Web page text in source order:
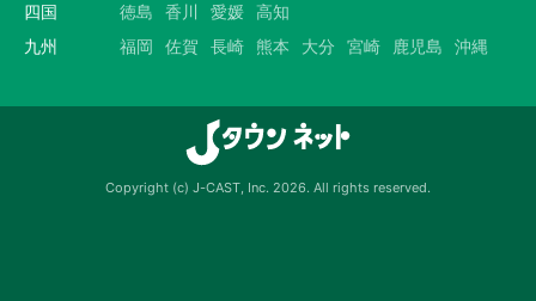
四国
徳島 香川 愛媛 高知
九州
福岡 佐賀 長崎 熊本 大分 宮崎 鹿児島 沖縄
Copyright (c) J-CAST, Inc. 2026. All rights reserved.